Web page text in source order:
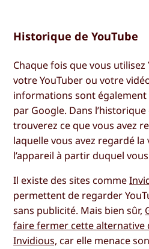
Historique de YouTube
Chaque fois que vous
votre YouTuber ou votre
informations sont également
par Google. Dans l’historique
trouverez ce que vous avez
laquelle vous avez regardé
l’appareil à partir duquel
Il existe des sites comme
permettent de regarder
sans publicité. Mais bien sûr,
faire fermer cette alternative
Invidious, car elle menace son